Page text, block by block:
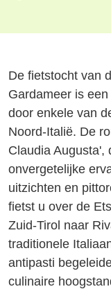
De fietstocht van
Gardameer is
door enkele van
Noord-Italië. De
Claudia Augusta',
onvergetelijke
uitzichten en
fietst u over de
Zuid-Tirol naar
traditionele
antipasti
culinaire